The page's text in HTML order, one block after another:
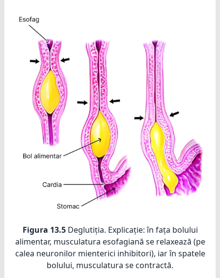
Figura 13.5 Deglutiția. Explicație: în fața bolului
alimentar, musculatura esofagiană se relaxează (pe
calea neuronilor mienterici inhibitori), iar în spatele
bolului, musculatura se contractă.